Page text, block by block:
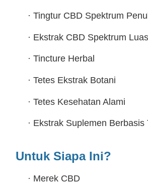
· Tingtur CBD Spektrum
· Ekstrak CBD Spektrum Luas
· Tincture Herbal
· Tetes Ekstrak Botani
· Tetes Kesehatan Alami
· Ekstrak Suplemen Berbasis
Untuk Siapa Ini?
· Merek CBD